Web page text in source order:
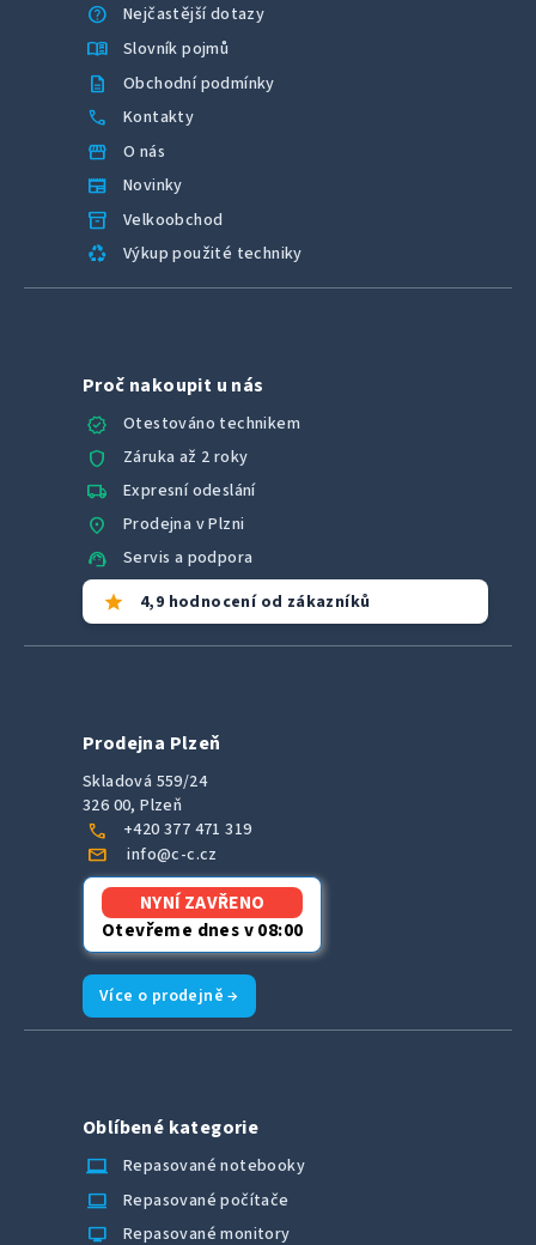
help
Nejčastější dotazy
menu_book Slovník pojmů
description Obchodní podmínky
call Kontakty
storefront O nás
newspaper Novinky
inventory_2 Velkoobchod
recycling Výkup použité techniky
Proč nakoupit u nás
verified
Otestováno technikem
shield Záruka až 2 roky
local_shipping Expresní odeslání
location_on Prodejna v Plzni
support_agent Servis a podpora
star 4,9 hodnocení od zákazníků
Prodejna Plzeň
Skladová 559/24
326 00, Plzeň
call +420 377 471 319
mail info@c-c.cz
NYNÍ ZAVŘENO
Otevřeme dnes v 08:00
Více o prodejně →
Oblíbené kategorie
laptop_chromebook
Repasované notebooky
computer Repasované počítače
monitor Repasované monitory